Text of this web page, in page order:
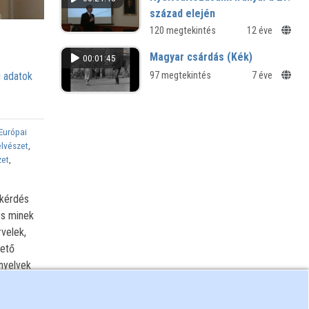
adatok
,
,
minek
század elején
„Nyelv - táj – nyelv” a Magyar Nyelv
megnyitó konferenciája
120 megtekintés 12 éve
00:01:45 Magyar csárdás (Kék)
97 megtekintés 7 éve